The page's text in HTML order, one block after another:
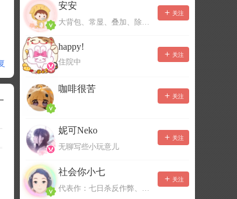
安安
大背包、常显、叠加、除草树，唯一作者QQ383125283
关注
happy!
住院中
关注
咖啡很苦
关注
妮可Neko
无聊写些小玩意儿
关注
社会你小七
代表作：七日杀反作弊、七日杀云黑、七日杀BOT、七日杀云商城
关注